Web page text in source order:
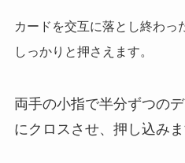
カードを交互に落とし終わっ
しっかりと押さえます。
両手の小指で半分ずつの
にクロスさせ、押し込みま